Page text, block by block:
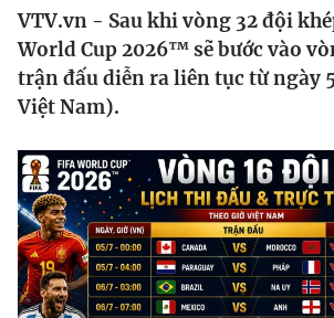
Thế giới
Tin tức
Thế giới đó đây
Câu chuyện quốc tế
Kinh tế
Thị trường
Góc doanh nghiệp
Dữ liệu và đời sống
Truyền hình
Phim VTV
Hậu trường
Giải trí
VTV.vn - Sau khi vòng 32 đội
World Cup 2026™ sẽ bước vào
trận đấu diễn ra liên tục từ ngày
Việt Nam).